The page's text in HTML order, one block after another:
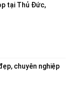
tại Thủ Đức,
chuyên nghiệp